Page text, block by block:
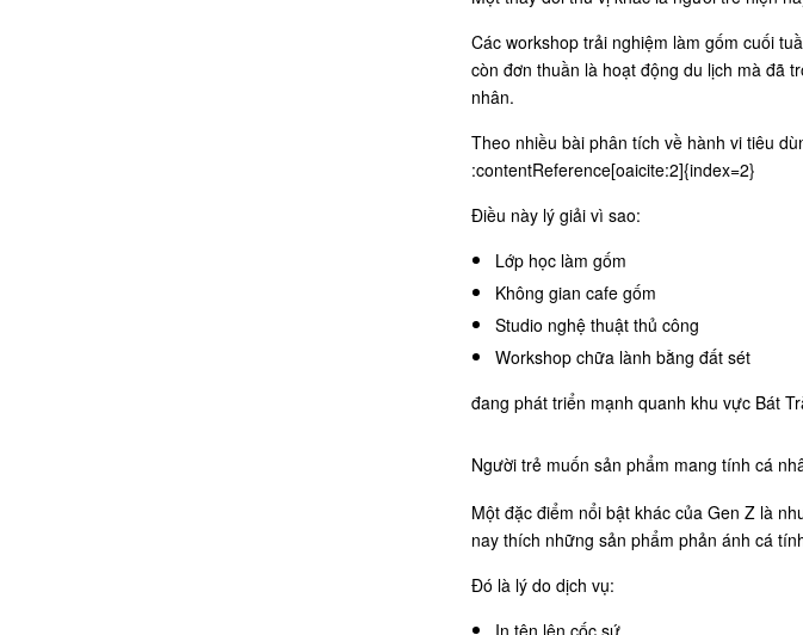
Các workshop trải nghiệm làm gốm cuối
còn đơn thuần là hoạt động du lịch mà đã
nhân.
Theo nhiều bài phân tích về hành vi tiêu
:contentReference[oaicite:2]{index=2}
Điều này lý giải vì sao:
Lớp học làm gốm
Không gian cafe gốm
Studio nghệ thuật thủ công
Workshop chữa lành bằng đất sét
đang phát triển mạnh quanh khu vực Bát
Người trẻ muốn sản phẩm mang tính cá
Một đặc điểm nổi bật khác của Gen Z là
nay thích những sản phẩm phản ánh cá
Đó là lý do dịch vụ:
In tên lên cốc sứ